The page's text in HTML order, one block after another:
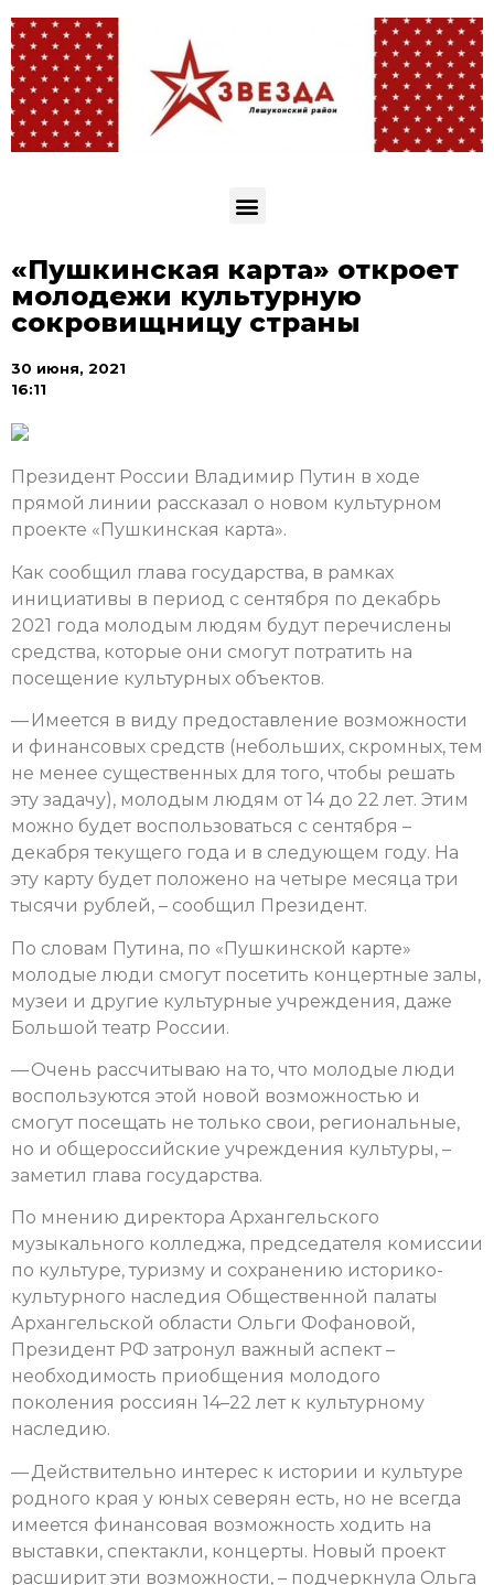
«Пушкинская карта» откроет
молодежи культурную
сокровищницу страны
30 июня, 2021
16:11
Президент России Владимир Путин в ходе
прямой линии рассказал о новом культурном
проекте «Пушкинская карта».
Как сообщил глава государства, в рамках
инициативы в период с сентября по декабрь
2021 года молодым людям будут перечислены
средства, которые они смогут потратить на
посещение культурных объектов.
— Имеется в виду предоставление возможности
и финансовых средств (небольших, скромных, тем
не менее существенных для того, чтобы решать
эту задачу), молодым людям от 14 до 22 лет. Этим
можно будет воспользоваться с сентября –
декабря текущего года и в следующем году. На
эту карту будет положено на четыре месяца три
тысячи рублей, – сообщил Президент.
По словам Путина, по «Пушкинской карте»
молодые люди смогут посетить концертные залы,
музеи и другие культурные учреждения, даже
Большой театр России.
— Очень рассчитываю на то, что молодые люди
воспользуются этой новой возможностью и
смогут посещать не только свои, региональные,
но и общероссийские учреждения культуры, –
заметил глава государства.
По мнению директора Архангельского
музыкального колледжа, председателя комиссии
по культуре, туризму и сохранению историко-
культурного наследия Общественной палаты
Архангельской области Ольги Фофановой,
Президент РФ затронул важный аспект –
необходимость приобщения молодого
поколения россиян 14–22 лет к культурному
наследию.
— Действительно интерес к истории и культуре
родного края у юных северян есть, но не всегда
имеется финансовая возможность ходить на
выставки, спектакли, концерты. Новый проект
расширит эти возможности, – подчеркнула Ольга